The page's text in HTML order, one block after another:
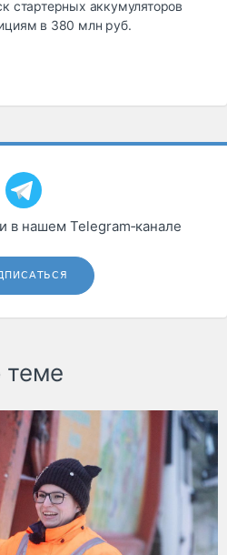
стартерных аккумуляторов
в 380 млн руб.
в нашем Telegram‑канале
теме